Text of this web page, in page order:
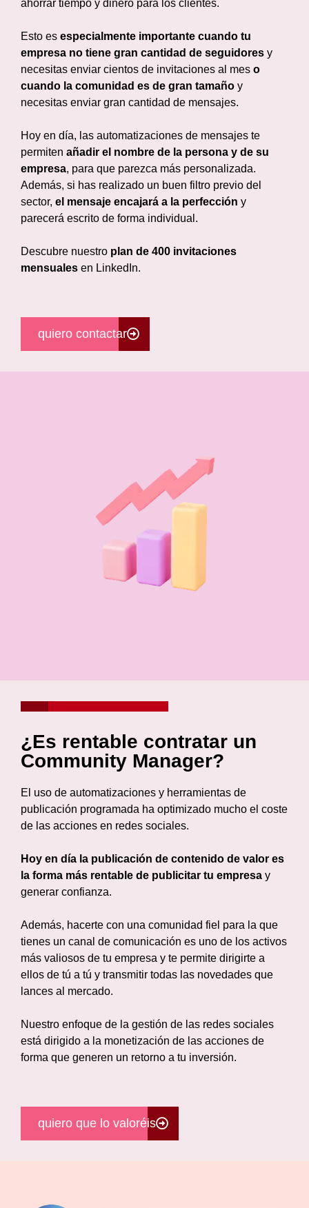
ahorrar tiempo y dinero para los clientes.
Esto es especialmente importante cuando tu
empresa no tiene gran cantidad de seguidores y
necesitas enviar cientos de invitaciones al mes o
cuando la comunidad es de gran tamaño y
necesitas enviar gran cantidad de mensajes.
Hoy en día, las automatizaciones de mensajes te
permiten añadir el nombre de la persona y de su
empresa, para que parezca más personalizada.
Además, si has realizado un buen filtro previo del
sector, el mensaje encajará a la perfección y
parecerá escrito de forma individual.
Descubre nuestro plan de 400 invitaciones
mensuales en LinkedIn.
quiero contactar
¿Es rentable contratar un
Community Manager?
El uso de automatizaciones y herramientas de
publicación programada ha optimizado mucho el coste
de las acciones en redes sociales.
Hoy en día la publicación de contenido de valor es
la forma más rentable de publicitar tu empresa y
generar confianza.
Además, hacerte con una comunidad fiel para la que
tienes un canal de comunicación es uno de los activos
más valiosos de tu empresa y te permite dirigirte a
ellos de tú a tú y transmitir todas las novedades que
lances al mercado.
Nuestro enfoque de la gestión de las redes sociales
está dirigido a la monetización de las acciones de
forma que generen un retorno a tu inversión.
quiero que lo valoréis